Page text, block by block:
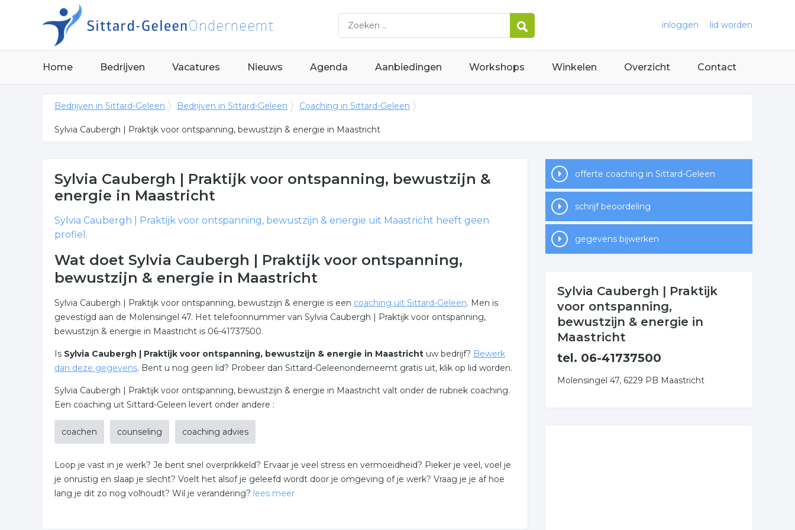
inloggen lid worden
Home Bedrijven Vacatures Nieuws Agenda Aanbiedingen Workshops Winkelen Overzicht Contact
Bedrijven in Sittard-Geleen Bedrijven in Sittard-Geleen Coaching in Sittard-Geleen
Sylvia Caubergh | Praktijk voor ontspanning, bewustzijn & energie in Maastricht
Sylvia Caubergh | Praktijk voor ontspanning, bewustzijn &
energie in Maastricht
Sylvia Caubergh | Praktijk voor ontspanning, bewustzijn & energie uit Maastricht heeft geen
profiel.
Wat doet Sylvia Caubergh | Praktijk voor ontspanning,
bewustzijn & energie in Maastricht
Sylvia Caubergh | Praktijk voor ontspanning, bewustzijn & energie is een coaching uit Sittard-Geleen. Men is
gevestigd aan de Molensingel 47. Het telefoonnummer van Sylvia Caubergh | Praktijk voor ontspanning,
bewustzijn & energie in Maastricht is 06-41737500.
Is Sylvia Caubergh | Praktijk voor ontspanning, bewustzijn & energie in Maastricht uw bedrijf? Bewerk
dan deze gegevens. Bent u nog geen lid? Probeer dan Sittard-Geleenonderneemt gratis uit, klik op lid worden.
Sylvia Caubergh | Praktijk voor ontspanning, bewustzijn & energie in Maastricht valt onder de rubriek coaching.
Een coaching uit Sittard-Geleen levert onder andere :
coachen counseling coaching advies
Loop je vast in je werk? Je bent snel overprikkeld? Ervaar je veel stress en vermoeidheid? Pieker je veel, voel je
je onrustig en slaap je slecht? Voelt het alsof je geleefd wordt door je omgeving of je werk? Vraag je je af hoe
lang je dit zo nog volhoudt? Wil je verandering? lees meer
offerte coaching in Sittard-Geleen
schrijf beoordeling
gegevens bijwerken
Sylvia Caubergh | Praktijk
voor ontspanning,
bewustzijn & energie in
Maastricht
tel. 06-41737500
Molensingel 47, 6229 PB Maastricht